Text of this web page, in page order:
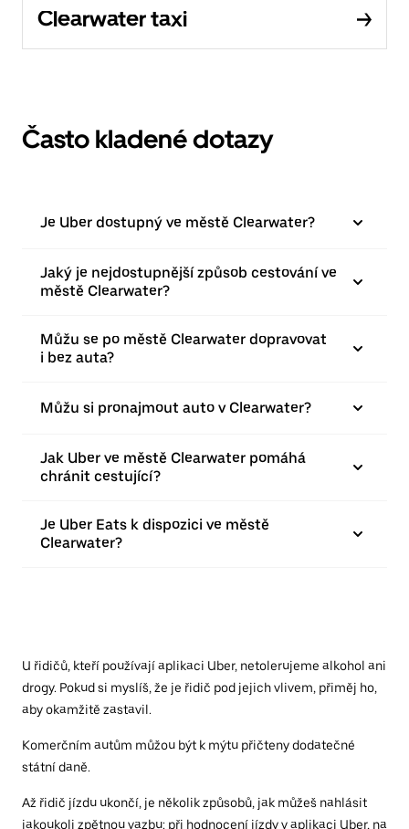
Clearwater taxi
Často kladené dotazy
Je Uber dostupný ve městě Clearwater?
Jaký je nejdostupnější způsob cestování ve
městě Clearwater?
Můžu se po městě Clearwater dopravovat
i bez auta?
Můžu si pronajmout auto v Clearwater?
Jak Uber ve městě Clearwater pomáhá
chránit cestující?
Je Uber Eats k dispozici ve městě
Clearwater?
U řidičů, kteří používají aplikaci Uber, netolerujeme alkohol ani
drogy. Pokud si myslíš, že je řidič pod jejich vlivem, přiměj ho,
aby okamžitě zastavil.
Komerčním autům můžou být k mýtu přičteny dodatečné
státní daně.
Až řidič jízdu ukončí, je několik způsobů, jak můžeš nahlásit
jakoukoli zpětnou vazbu: při hodnocení jízdy v aplikaci Uber, na